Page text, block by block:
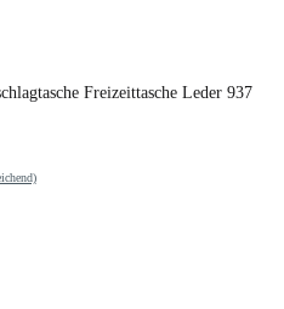
Freizeittasche Leder 937